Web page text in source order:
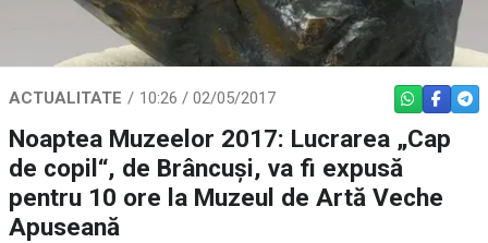
ACTUALITATE 10:26 / 02/05/2017 WHATSAPP
Noaptea Muzeelor 2017: Lucrarea „Cap
de copil“, de Brâncuşi, va fi expusă
pentru 10 ore la Muzeul de Artă Veche
Apuseană